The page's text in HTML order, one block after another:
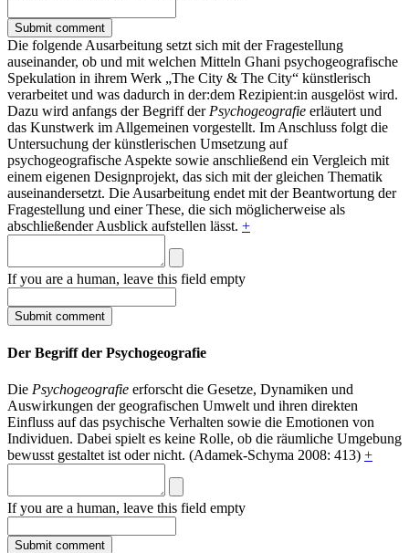
Die folgende Ausarbeitung setzt sich mit der Fragestellung
auseinander, ob und mit welchen Mitteln Ghani psychogeografische
Spekulation in ihrem Werk „The City & The City“ künstlerisch
verarbeitet und was dadurch in der:dem Rezipient:in ausgelöst wird.
Dazu wird anfangs der Begriff der Psychogeografie erläutert und
das Kunstwerk im Allgemeinen vorgestellt. Im Anschluss folgt die
Untersuchung der künstlerischen Umsetzung auf
psychogeografische Aspekte sowie anschließend ein Vergleich mit
einem eigenen Designprojekt, das sich mit der gleichen Thematik
auseinandersetzt. Die Ausarbeitung endet mit der Beantwortung der
Fragestellung und einer These, die sich möglicherweise als
abschließender Ausblick aufstellen lässt. +
If you are a human, leave this field empty
Der Begriff der Psychogeografie
Die Psychogeografie erforscht die Gesetze, Dynamiken und
Auswirkungen der geografischen Umwelt und ihren direkten
Einfluss auf das psychische Verhalten sowie die Emotionen von
Individuen. Dabei spielt es keine Rolle, ob die räumliche Umgebung
bewusst gestaltet ist oder nicht. (Adamek-Schyma 2008: 413) +
If you are a human, leave this field empty